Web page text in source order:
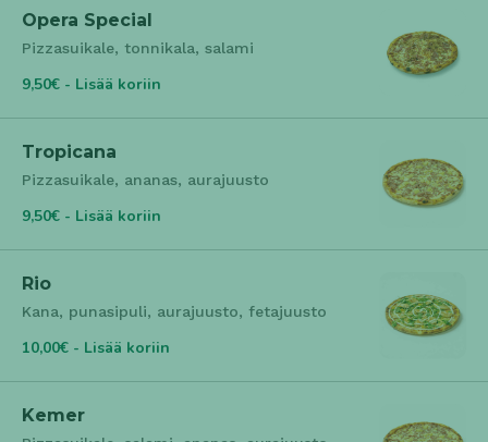
Opera Special
Pizzasuikale, tonnikala, salami
9,50€ - Lisää koriin
Tropicana
Pizzasuikale, ananas, aurajuusto
9,50€ - Lisää koriin
Rio
Kana, punasipuli, aurajuusto, fetajuusto
10,00€ - Lisää koriin
Kemer